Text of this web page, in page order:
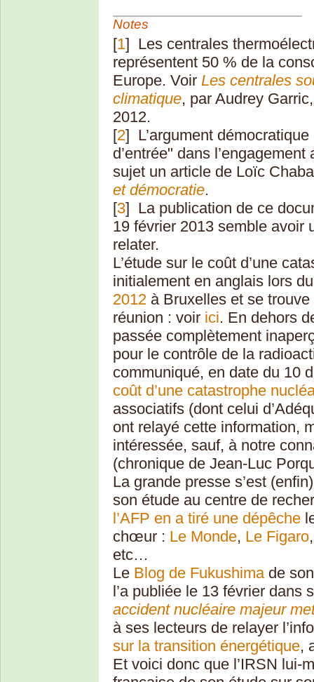
Notes
[1] Les centrales
représentent 50 % de la
Europe. Voir Les centrales
climatique, par Audrey
2012.
[2] L’argument
d’entrée" dans
sujet un article de Loïc
et démocratie.
[3] La publication de ce
19 février 2013 semble avoir
relater.
L’étude sur le coût d’une
initialement en anglais lors
2012 à Bruxelles et se
réunion : voir ici. En dehors
passée complètement
pour le contrôle de la
communiqué, en date du 10
coût d’une catastrophe
associatifs (dont celui
ont relayé cette information,
intéressée, sauf, à notre
(chronique de Jean-Luc
La grande presse s’est
son étude au centre de
l’AFP en a tiré une dépêche
chœur : Le Monde, Le Figaro
etc…
Le Blog de Fukushima de
l’a publiée le 13 février dans
accident nucléaire majeur
à ses lecteurs de relayer
sur la transition énergétique,
Et voici donc que l’IRSN lui-